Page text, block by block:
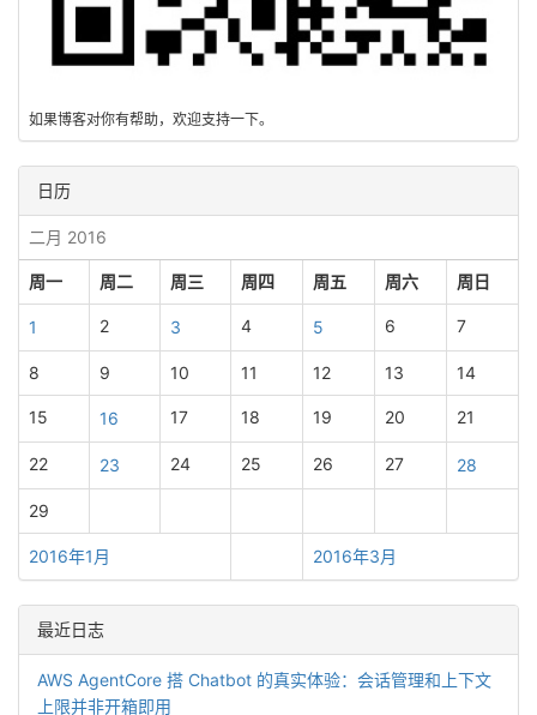
如果博客对你有帮助，欢迎支持一下。
日历
二月 2016
周一 周二 周三 周四 周五 周六 周日
2016年1月 2016年3月
1 2 3 4 5 6 7
8 9 10 11 12 13 14
15 16 17 18 19 20 21
22 23 24 25 26 27 28
29
最近日志
AWS AgentCore 搭 Chatbot 的真实体验：会话管理和上下文
上限并非开箱即用